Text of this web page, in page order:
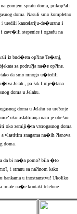
gornjem spratu doma, prikop?ali
doma. Nasuli smo kompletno
uredili kancelariju-de�uranu i
i zavr�ili stepenice i ogradu na
iz bud�eta op?ine Te�anj,
sa podru?ja na�e op?ine.
da smo mnogo u�tedili
Jelah , pa ?ak I mje�tana
doma u Jelahu.
doma u Jelahu su ure?enje
oko asfaltiranja nam je obe?ao
oko zemlji�ta vatrogasnog doma.
vlastitim snagama na�ih ?lanova
doma.
da bi na�a pomo? bila �to
i stranu sa na?inom kako
bankama u inostranstvu! Ukoliko
imate na�e kontakt telefone.